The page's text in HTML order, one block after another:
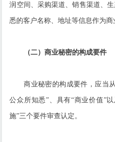
润空间、采购渠道、销售渠道、
悉的客户名称、地址等信息作为商
（二）商业秘密的构成要件
商业秘密的构成要件，应当
公众所知悉”、具有“商业价值”
施”三个要件审查认定。